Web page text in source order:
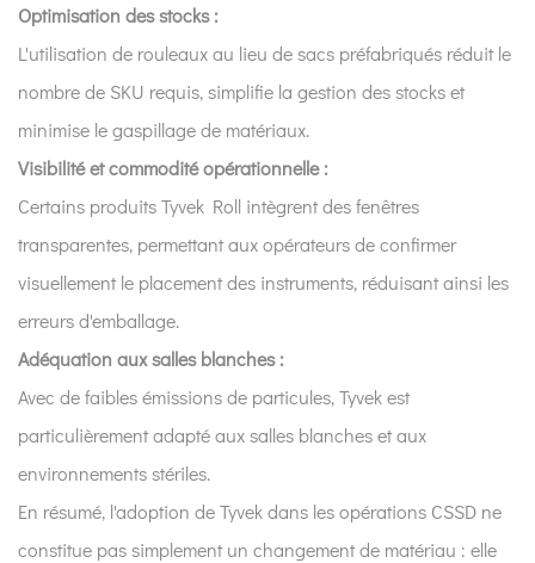
Optimisation des stocks :
L'utilisation de rouleaux au lieu de sacs préfabriqués réduit le
nombre de SKU requis, simplifie la gestion des stocks et
minimise le gaspillage de matériaux.
Visibilité et commodité opérationnelle :
Certains produits Tyvek Roll intègrent des fenêtres
transparentes, permettant aux opérateurs de confirmer
visuellement le placement des instruments, réduisant ainsi les
erreurs d'emballage.
Adéquation aux salles blanches :
Avec de faibles émissions de particules, Tyvek est
particulièrement adapté aux salles blanches et aux
environnements stériles.
En résumé, l'adoption de Tyvek dans les opérations CSSD ne
constitue pas simplement un changement de matériau : elle